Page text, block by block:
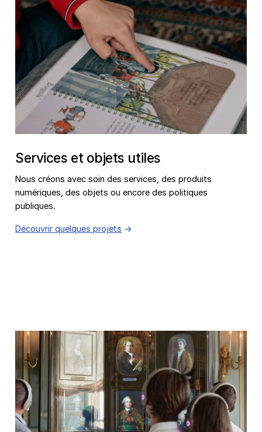
Services et objets utiles
Nous créons avec soin des services, des produits
numériques, des objets ou encore des politiques
publiques.
Découvrir quelques projets